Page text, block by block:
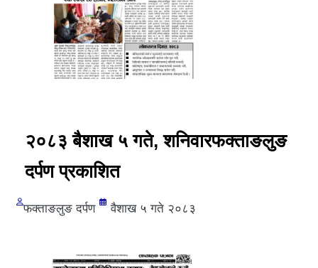
२०८३ बैशाख ५ गते, शनिवारफक्ताङलुङ
दर्पण प्रकाशित
फक्ताङलुङ दर्पण वैशाख ५ गते २०८३